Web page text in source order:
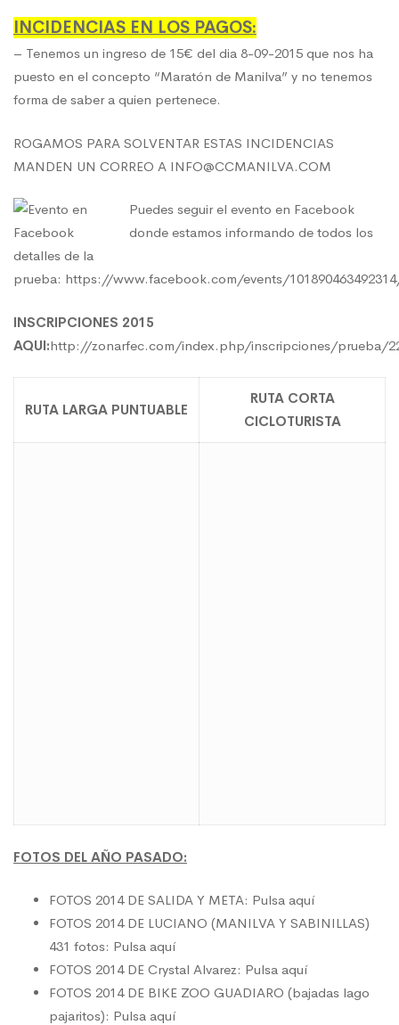
INCIDENCIAS EN LOS PAGOS:
– Tenemos un ingreso de 15€ del dia 8-09-2015 que nos ha
puesto en el concepto “Maratón de Manilva” y no tenemos
forma de saber a quien pertenece.
ROGAMOS PARA SOLVENTAR ESTAS INCIDENCIAS
MANDEN UN CORREO A INFO@CCMANILVA.COM
Puedes seguir el evento en Facebook
donde estamos informando de todos los
detalles de la
prueba: https://www.facebook.com/events/
INSCRIPCIONES 2015
AQUI:http://zonarfec.com/index.php/inscripciones/prueba/
RUTA LARGA PUNTUABLE
RUTA CORTA
CICLOTURISTA
FOTOS DEL AÑO PASADO:
FOTOS 2014 DE SALIDA Y META: Pulsa aquí
FOTOS 2014 DE LUCIANO (MANILVA Y SABINILLAS)
431 fotos: Pulsa aquí
FOTOS 2014 DE Crystal Alvarez: Pulsa aquí
FOTOS 2014 DE BIKE ZOO GUADIARO (bajadas lago
pajaritos): Pulsa aquí